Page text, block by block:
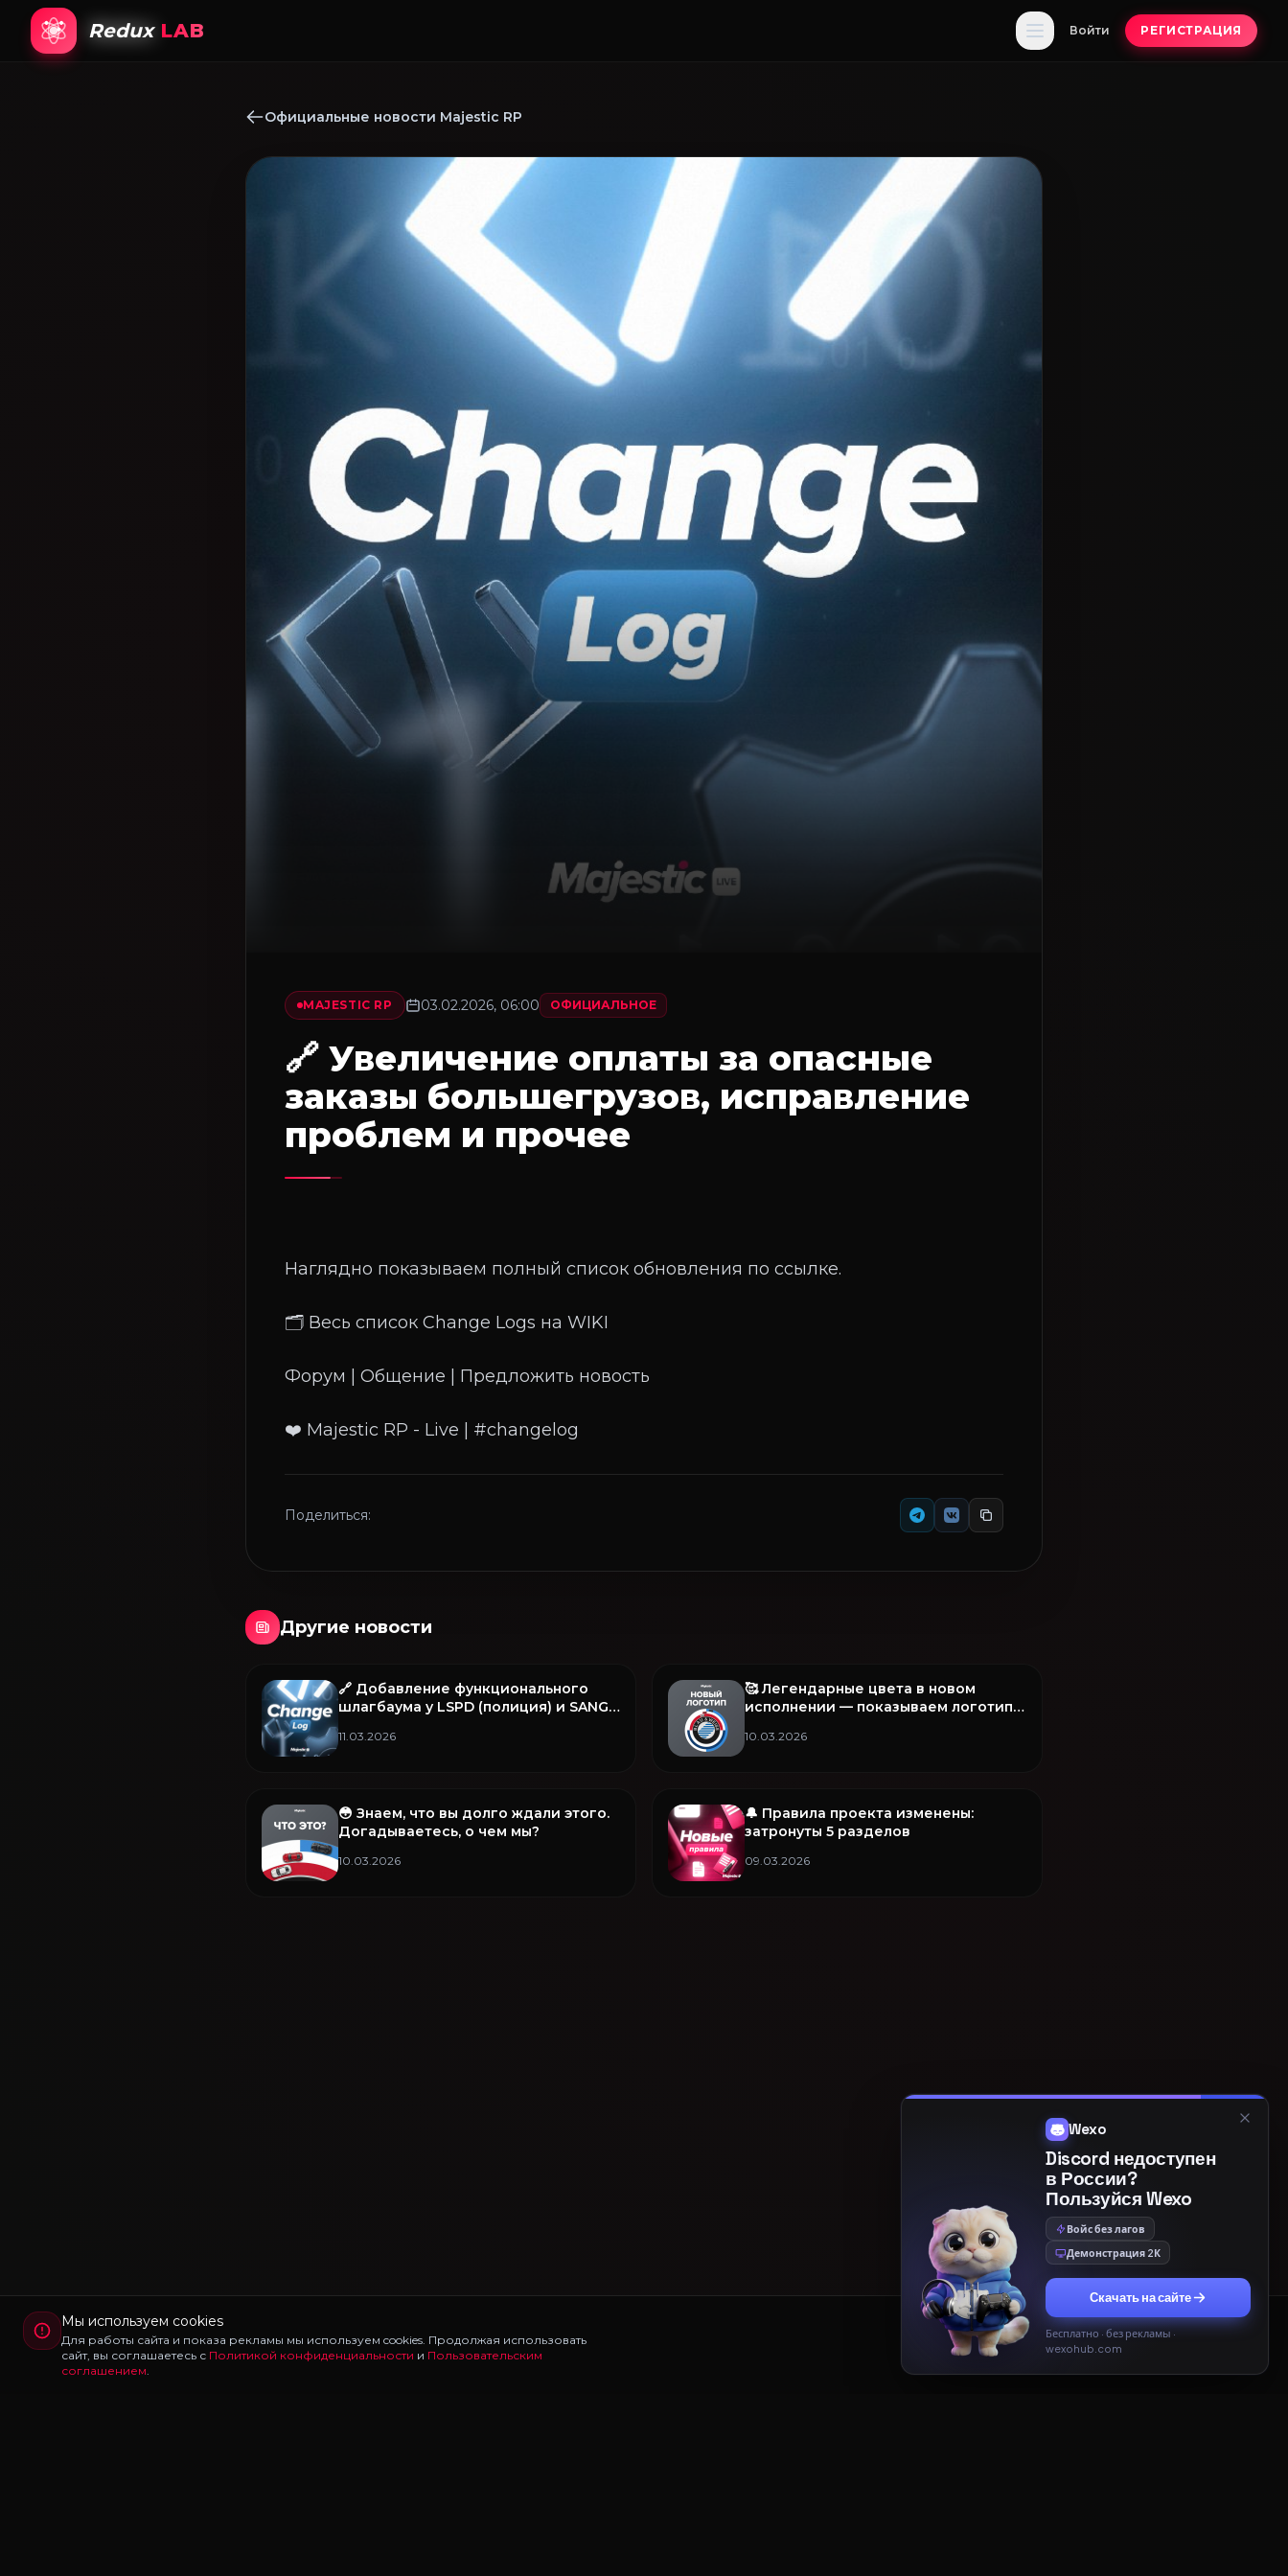
Redux LAB Войти РЕГИСТРАЦИЯ
Официальные новости Majestic RP
MAJESTIC RP 03.02.2026, 06:00 ОФИЦИАЛЬНОЕ
🔗 Увеличение оплаты за опасные
заказы большегрузов, исправление
проблем и прочее
Наглядно показываем полный список обновления по ссылке.
🗂 Весь список Change Logs на WIKI
Форум | Общение | Предложить новость
Поделиться:
Другие новости
🔗 Добавление функционального
шлагбаума у LSPD (полиция) и SANG
11.03.2026
🥰 Легендарные цвета в новом
исполнении — показываем логотип
10.03.2026
😳 Знаем, что вы долго ждали этого.
Догадываетесь, о чем мы?
10.03.2026
🔔 Правила проекта изменены:
затронуты 5 разделов
09.03.2026
Мы используем cookies
Для работы сайта и показа рекламы мы используем cookies. Продолжая использовать
сайт, вы соглашаетесь с Политикой конфиденциальности и Пользовательским
соглашением.
Принять Только необходимые
Wexo
Discord недоступен
в России?
Пользуйся Wexo
Войс без лагов
Демонстрация 2К
Скачать на сайте
Бесплатно · без рекламы ·
wexohub.com